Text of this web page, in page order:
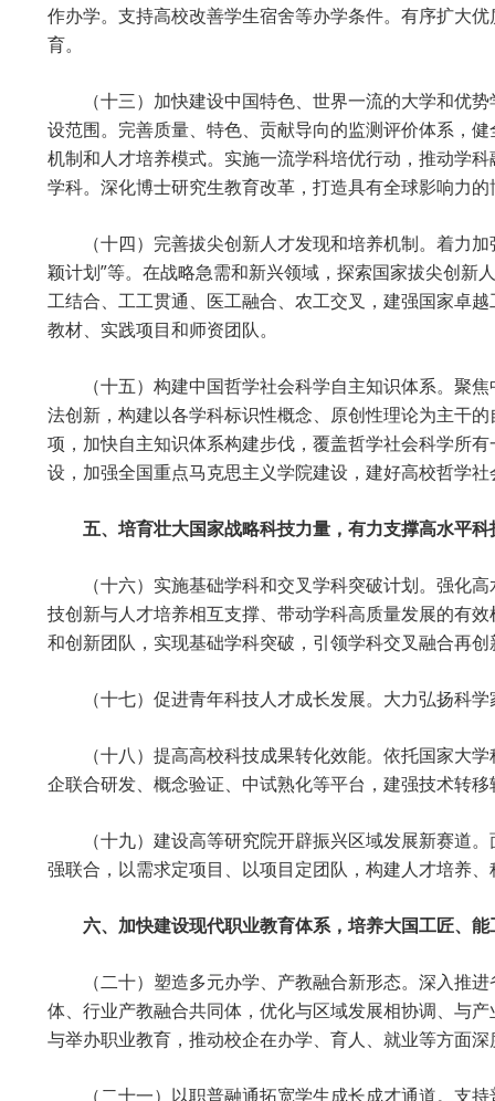
作办学。支持高校改善学生宿舍等办学条件。有序扩大
育。
（十三）加快建设中国特色、世界一流的大学和优
设范围。完善质量、特色、贡献导向的监测评价体系，
机制和人才培养模式。实施一流学科培优行动，推动学
学科。深化博士研究生教育改革，打造具有全球影响力
（十四）完善拔尖创新人才发现和培养机制。着力
颖计划”等。在战略急需和新兴领域，探索国家拔尖创
工结合、工工贯通、医工融合、农工交叉，建强国家卓
教材、实践项目和师资团队。
（十五）构建中国哲学社会科学自主知识体系。聚
法创新，构建以各学科标识性概念、原创性理论为主干
项，加快自主知识体系构建步伐，覆盖哲学社会科学所
设，加强全国重点马克思主义学院建设，建好高校哲学
五、培育壮大国家战略科技力量，有力支撑高水平
（十六）实施基础学科和交叉学科突破计划。强化
技创新与人才培养相互支撑、带动学科高质量发展的有
和创新团队，实现基础学科突破，引领学科交叉融合再创
（十七）促进青年科技人才成长发展。大力弘扬科
（十八）提高高校科技成果转化效能。依托国家大
企联合研发、概念验证、中试熟化等平台，建强技术转
（十九）建设高等研究院开辟振兴区域发展新赛道
强联合，以需求定项目、以项目定团队，构建人才培养
六、加快建设现代职业教育体系，培养大国工匠、
（二十）塑造多元办学、产教融合新形态。深入推
体、行业产教融合共同体，优化与区域发展相协调、与
与举办职业教育，推动校企在办学、育人、就业等方面
（二十一）以职普融通拓宽学生成长成才通道。支